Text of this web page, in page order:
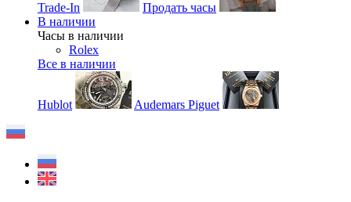
Trade-In
Продать часы
В наличии
Часы в наличии
Rolex
Все в наличии
Hublot Audemars Piguet